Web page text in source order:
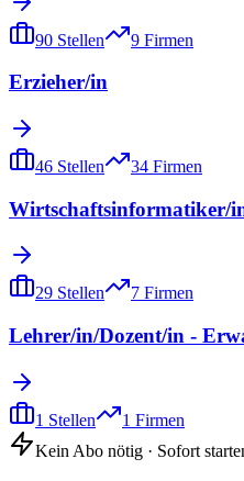
90 Stellen 9 Firmen
Erzieher/in
46 Stellen 34 Firmen
Wirtschaftsinformatiker/
29 Stellen 7 Firmen
Lehrer/in/Dozent/in -
1 Stellen 1 Firmen
Kein Abo nötig · Sofort